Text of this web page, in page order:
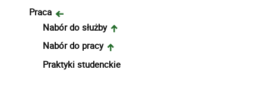
Praca
Nabór do służby
Nabór do pracy
Praktyki studenckie